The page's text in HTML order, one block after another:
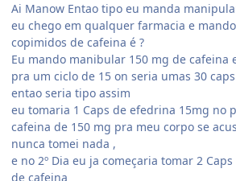
Ai Manow Entao tipo eu manda
eu chego em qualquer farmacia e
copimidos de cafeina é ?
Eu mando manibular 150 mg de cafeina
pra um ciclo de 15 on seria umas 30 caps
entao seria tipo assim
eu tomaria 1 Caps de efedrina 15mg no
cafeina de 150 mg pra meu corpo se
nunca tomei nada ,
e no 2º Dia eu ja começaria tomar 2
de cafeina